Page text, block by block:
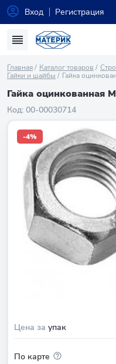
Вход Регистрация
Главная Каталог товаров
Гайки и шайбы
Гайка
Гайка оцинкованная
Код: 00-00030714
Цена за упак
-4%
По карте